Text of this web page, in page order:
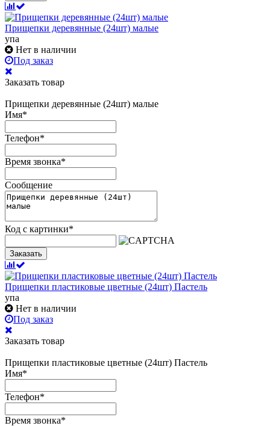
Прищепки деревянные (24шт) малые
упа
Нет в наличии
Под заказ
Заказать товар
Прищепки деревянные (24шт) малые
Имя*
Телефон*
Время звонка*
Сообщение
Код с картинки*
Заказать
Прищепки пластиковые цветные (24шт) Пастель
упа
Нет в наличии
Под заказ
Заказать товар
Прищепки пластиковые цветные (24шт) Пастель
Имя*
Телефон*
Время звонка*